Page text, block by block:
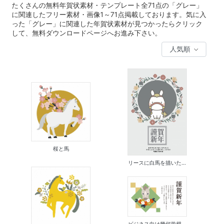
たくさんの無料年賀状素材・テンプレート全71点の「グレー」
に関連したフリー素材・画像1～71点掲載しております。気に入
った「グレー」に関連した年賀状素材が見つかったらクリック
して、無料ダウンロードページへお進み下さい。
桜と馬
リースに白馬を描いた...